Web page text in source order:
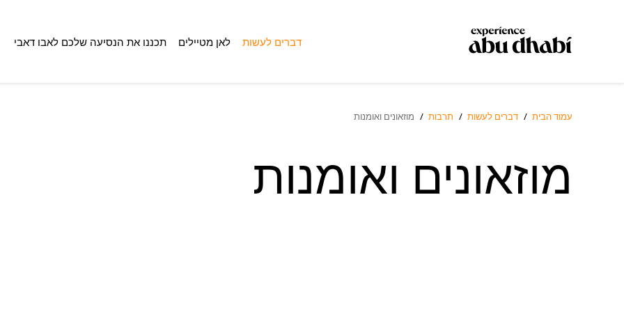
דברים לעשות לאן מטיילים תכננו את הנסיעה שלכם לאבו דאבי
עמוד הבית / דברים לעשות / תרבות / מוזאונים ואומנות
מוזאונים ואומנות